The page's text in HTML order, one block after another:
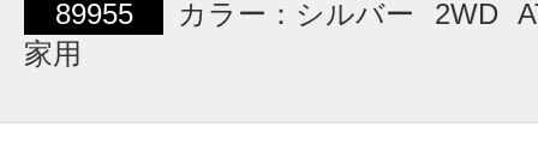
89955 カラー：シルバー 2WD
家用